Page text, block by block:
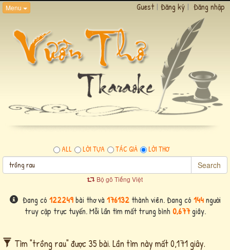
Menu Guest | Đăng ký | Đăng nhập
ALL LỜI TỰA TÁC GIẢ LỜI THƠ
Search
Bộ gõ Tiếng Việt
Đang có 122249bài thơ và 176132thành viên. Đang có 144người
truy cập trực tuyến. Mỗi lần tìm mất trung bình 0,677giây.
Tìm "trồng rau" được 35 bài. Lần tìm này mất 0,171 giây.